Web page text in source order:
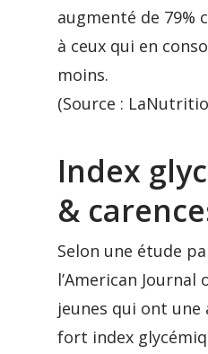
augmenté de 79%
à ceux qui en
moins.
(Source :
Index
&
Selon une étude
l’American
jeunes qui ont
fort index